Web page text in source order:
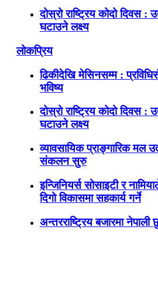
दोस्रो राष्ट्रिय कोदो दिवस
घटाउने लक्ष्य
लोकप्रिय
ढिकीदेखि मेसिनसम्म :
भविष्य
दोस्रो राष्ट्रिय कोदो दिवस
घटाउने लक्ष्य
व्यावसायिक प्राङ्गारिक मल
संकलन सुरु
इन्जिनियर्स सोसाइटी र
दिगो विकासमा सहकार्य गर्ने
अन्तरराष्ट्रिय बजारमा नेपाली